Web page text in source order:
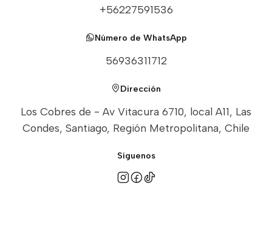
+56227591536
Número de WhatsApp
56936311712
Dirección
Los Cobres de - Av Vitacura 6710, local A11, Las
Condes, Santiago, Región Metropolitana, Chile
Síguenos